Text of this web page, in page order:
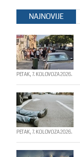
NAJNOVIJE
PETAK, 7. KOLOVOZA 2026.
PETAK, 7. KOLOVOZA 2026.